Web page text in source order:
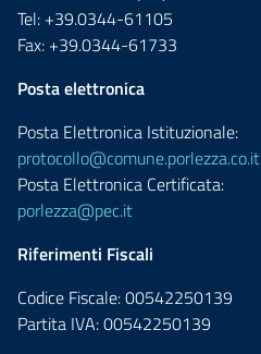
Tel: +39.0344-61105
Fax: +39.0344-61733
Posta elettronica
Posta Elettronica Istituzionale:
protocollo@comune.porlezza.co.it
Posta Elettronica Certificata:
porlezza@pec.it
Riferimenti Fiscali
Codice Fiscale: 00542250139
Partita IVA: 00542250139